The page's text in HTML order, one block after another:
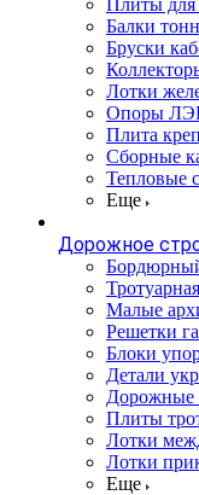
Плиты для
Балки
Бруски
Лотки
Опоры
Плита
Сборные
Тепловые
Еще
Дорожное
Малые
Решетки
Блоки
Детали
Дорожные
Плиты
Лотки
Лотки
Еще